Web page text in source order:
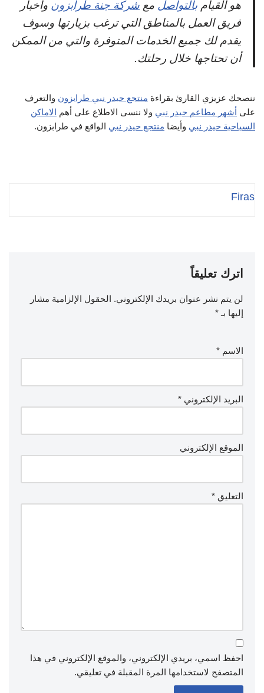
هو القيام بالتواصل مع شركة جنة طرابزون وأخبار
فريق العمل بالمناطق التي ترغب بزيارتها وسوف
يقدم لك جميع الخدمات المتوفرة والتي من الممكن
أن تحتاجها خلال رحلتك.
ننصحك عزيزي القارئ بقراءة منتجع حيدر نبي طرابزون والتعرف
على أشهر مطاعم حيدر نبي ولا ننسى الاطلاع على أهم الاماكن
السياحية حيدر نبي وأيضا منتجع حيدر نبي الواقع في طرابزون.
Firas
اترك تعليقاً
لن يتم نشر عنوان بريدك الإلكتروني. الحقول الإلزامية مشار
إليها بـ *
الاسم *
البريد الإلكتروني *
الموقع الإلكتروني
التعليق *
احفظ اسمي، بريدي الإلكتروني، والموقع الإلكتروني في هذا
المتصفح لاستخدامها المرة المقبلة في تعليقي.